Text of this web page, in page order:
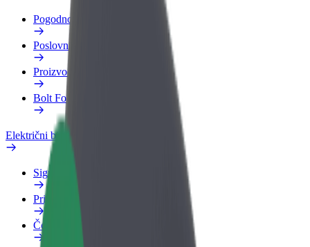
Pogodnosti
Poslovni profil
Proizvodi
Bolt Food za poslovne korisnike
Električni bicikli
Sigurnosni laboratorij
Prijavi problem
Često postavljana pitanja